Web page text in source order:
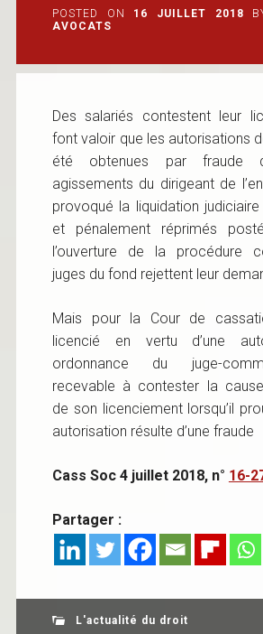
POSTED ON 16 JUILLET 2018
AVOCATS
Des salariés contestent leur
font valoir que les autorisations
été obtenues par fraude
agissements du dirigeant de
provoqué la liquidation
et pénalement réprimés
l’ouverture de la procédure
juges du fond rejettent leur
Mais pour la Cour de
licencié en vertu d’une
ordonnance du juge-
recevable à contester la
de son licenciement lorsqu’il
autorisation résulte d’une fraude
Cass Soc 4 juillet 2018, n° 16-
Partager :
L'actualité du droit